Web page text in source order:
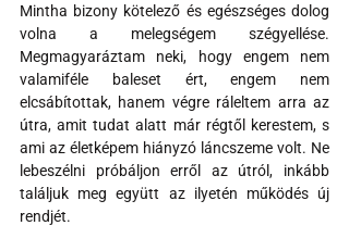
Mintha bizony kötelező és egészséges dolog
volna a melegségem szégyellése.
Megmagyaráztam neki, hogy engem nem
valamiféle baleset ért, engem nem
elcsábítottak, hanem végre ráleltem arra az
útra, amit tudat alatt már régtől kerestem, s
ami az életképem hiányzó láncszeme volt. Ne
lebeszélni próbáljon erről az útról, inkább
találjuk meg együtt az ilyetén működés új
rendjét.